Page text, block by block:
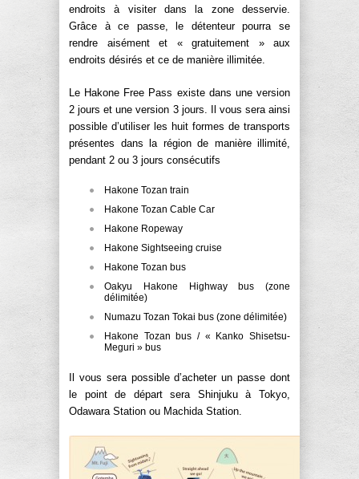
endroits à visiter dans la zone desservie.
Grâce à ce passe, le détenteur pourra se
rendre aisément et « gratuitement » aux
endroits désirés et ce de manière illimitée.
Le Hakone Free Pass existe dans une version
2 jours et une version 3 jours. Il vous sera ainsi
possible d’utiliser les huit formes de transports
présentes dans la région de manière illimité,
pendant 2 ou 3 jours consécutifs
Hakone Tozan train
Hakone Tozan Cable Car
Hakone Ropeway
Hakone Sightseeing cruise
Hakone Tozan bus
Oakyu Hakone Highway bus (zone
délimitée)
Numazu Tozan Tokai bus (zone délimitée)
Hakone Tozan bus / « Kanko Shisetsu-
Meguri » bus
Il vous sera possible d’acheter un passe dont
le point de départ sera Shinjuku à Tokyo,
Odawara Station ou Machida Station.